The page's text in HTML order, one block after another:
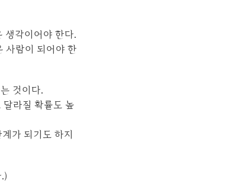
생각이어야 한다.
사람이 되어야 한
것이다.
라질 확률도 높
가 되기도 하지